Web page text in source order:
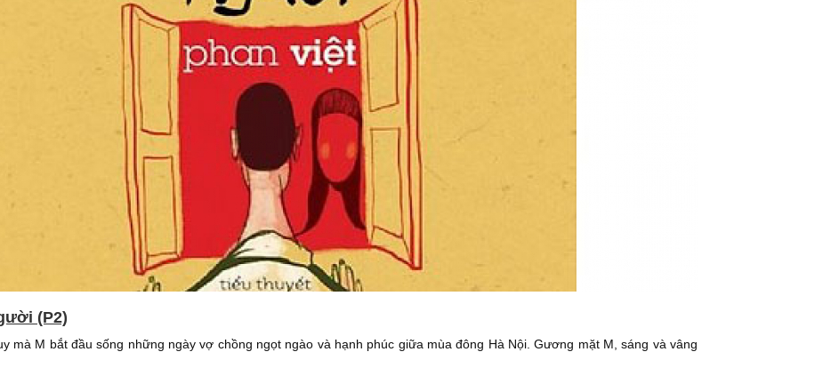
(P2)
mà M bắt đầu sống những ngày vợ chồng ngọt ngào và hạnh phúc giữa mùa đông Hà Nội. Gương mặt M, sáng và vâng